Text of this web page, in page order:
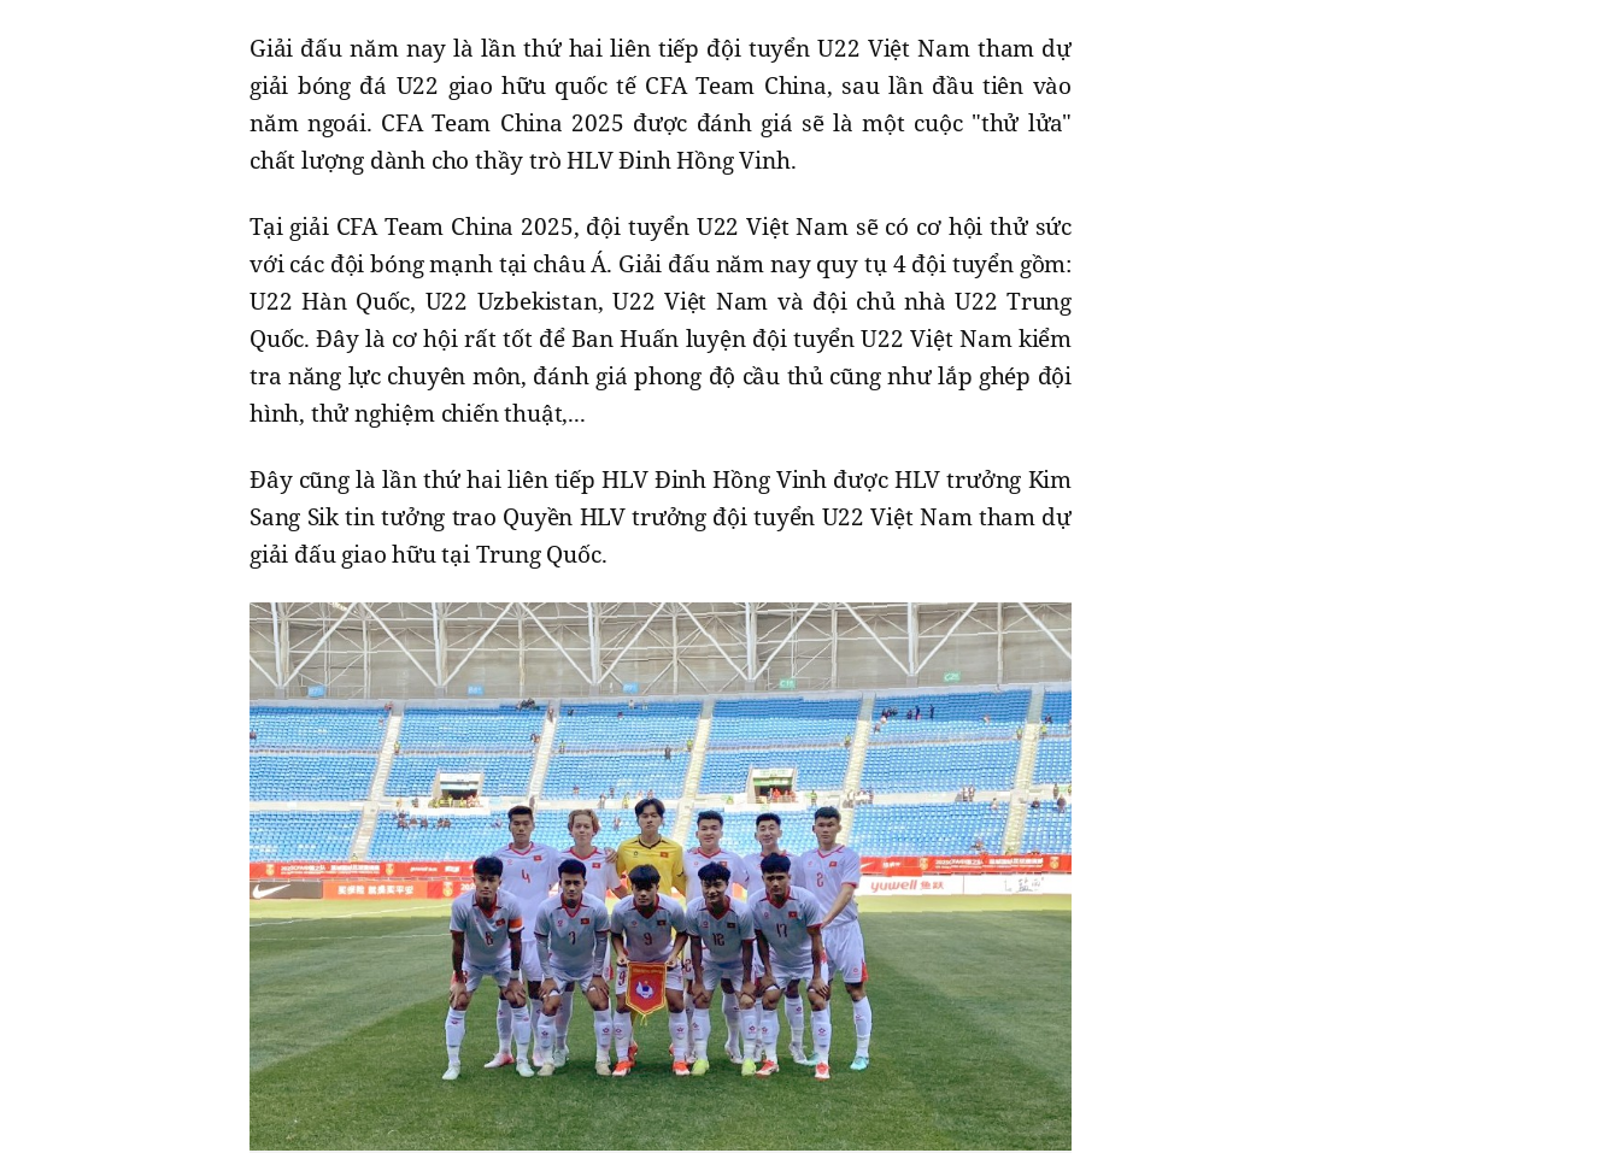
Giải đấu năm nay là lần thứ hai liên tiếp đội tuyển U22 Việt Nam tham dự
giải bóng đá U22 giao hữu quốc tế CFA Team China, sau lần đầu tiên vào
năm ngoái. CFA Team China 2025 được đánh giá sẽ là một cuộc "thử lửa"
chất lượng dành cho thầy trò HLV Đinh Hồng Vinh.
Tại giải CFA Team China 2025, đội tuyển U22 Việt Nam sẽ có cơ hội thử sức
với các đội bóng mạnh tại châu Á. Giải đấu năm nay quy tụ 4 đội tuyển gồm:
U22 Hàn Quốc, U22 Uzbekistan, U22 Việt Nam và đội chủ nhà U22 Trung
Quốc. Đây là cơ hội rất tốt để Ban Huấn luyện đội tuyển U22 Việt Nam kiểm
tra năng lực chuyên môn, đánh giá phong độ cầu thủ cũng như lắp ghép đội
hình, thử nghiệm chiến thuật,...
Đây cũng là lần thứ hai liên tiếp HLV Đinh Hồng Vinh được HLV trưởng Kim
Sang Sik tin tưởng trao Quyền HLV trưởng đội tuyển U22 Việt Nam tham dự
giải đấu giao hữu tại Trung Quốc.